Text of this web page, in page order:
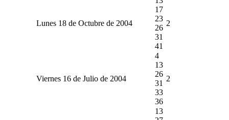
Lunes 18 de Octubre de 2004
17
23
26
31
41
2
Viernes 16 de Julio de 2004
4
13
26
31
33
36
2
13